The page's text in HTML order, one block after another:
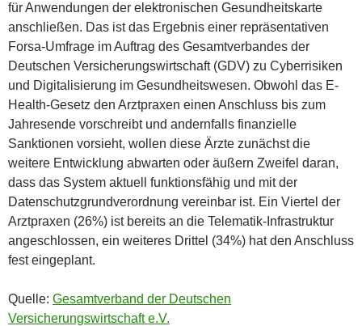
für Anwendungen der elektronischen Gesundheitskarte
anschließen. Das ist das Ergebnis einer repräsentativen
Forsa-Umfrage im Auftrag des Gesamtverbandes der
Deutschen Versicherungswirtschaft (GDV) zu Cyberrisiken
und Digitalisierung im Gesundheitswesen. Obwohl das E-
Health-Gesetz den Arztpraxen einen Anschluss bis zum
Jahresende vorschreibt und andernfalls finanzielle
Sanktionen vorsieht, wollen diese Ärzte zunächst die
weitere Entwicklung abwarten oder äußern Zweifel daran,
dass das System aktuell funktionsfähig und mit der
Datenschutzgrundverordnung vereinbar ist. Ein Viertel der
Arztpraxen (26%) ist bereits an die Telematik-Infrastruktur
angeschlossen, ein weiteres Drittel (34%) hat den Anschluss
fest eingeplant.
Quelle: Gesamtverband der Deutschen
Versicherungswirtschaft e.V.